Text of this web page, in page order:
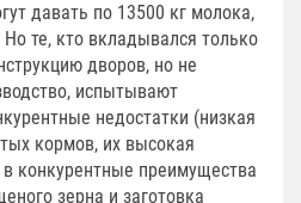
давать по 13500 кг молока,
те, кто вкладывался только
дворов, но не
испытывают
недостатки (низкая
кормов, их высокая
конкурентные преимущества
зерна и заготовка